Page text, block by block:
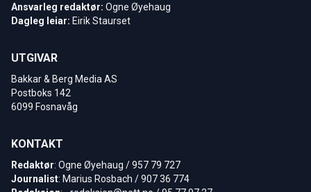
Ansvarleg redaktør: Ogne Øyehaug
Dagleg leiar: Eirik Staurset
UTGIVAR
Bakkar & Berg Media AS
Postboks 142
6099 Fosnavåg
KONTAKT
Redaktør: Ogne Øyehaug / 957 79 727
Journalist: Marius Rosbach / 907 36 774